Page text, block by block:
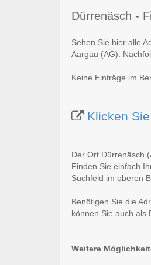
Dürrenäsch -
Sehen Sie hier alle
Aargau (AG).
Keine Einträge im
Klicken
Der Ort Dürrenäsch
Finden Sie einfach
Suchfeld im oberen
Benötigen Sie die
können Sie auch als
Weitere